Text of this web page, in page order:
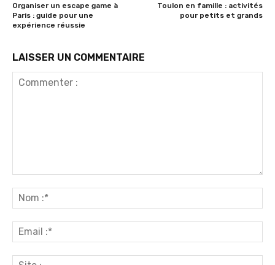
Organiser un escape game à
Paris : guide pour une
expérience réussie
Toulon en famille : activités
pour petits et grands
LAISSER UN COMMENTAIRE
:*
:*